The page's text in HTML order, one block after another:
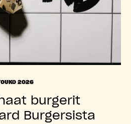
2026
burgerit
Burgersista